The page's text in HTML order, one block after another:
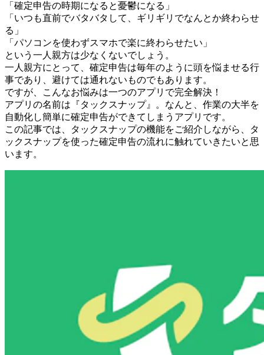
「確定申告の時期になると憂鬱になる」
「いつも直前でバタバタして、ギリギリでなんとか終わらせ
る」
「パソコンを使わずスマホで楽に終わらせたい」
という一人親方は少なくないでしょう。
一人親方にとって、確定申告は毎年のように頭を悩ませる行
事であり、避けては通れないものでもあります。
ですが、こんなお悩みは一つのアプリで完全解決！
アプリの名前は『タックスナップ』。なんと、作業の大半を
自動化し簡単に確定申告ができてしまうアプリです。
この記事では、タックスナップの機能をご紹介しながら、タ
ックスナップを使った確定申告の流れに触れていきたいと思
います。